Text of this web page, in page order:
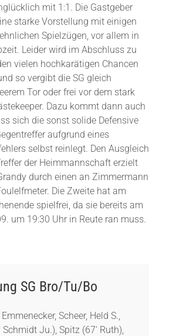
mit 1:1. Die Gastgeber
starke Vorstellung mit einigen
Spielzügen, vor allem in
Leider wird im Abschluss zu
vielen hochkarätigen Chancen
so vergibt die SG gleich
Tor oder frei vor dem stark
Dazu kommt dann auch
sich die sonst solide Defensive
aufgrund eines
selbst reinlegt. Den Ausgleich
der Heimmannschaft erzielt
durch einen an Zimmermann
Die Zweite hat am
spielfrei, da sie bereits am
um 19:30 Uhr in Reute ran muss.
SG Bro/Tu/Bo
Scheer, Held S.,
Schmidt Ju.), Spitz (67‘ Ruth),